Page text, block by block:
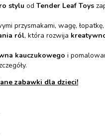
stylu od Tender Leaf Toys
przysmakami, wagę,
ról, która rozwija
kauczukowego i
zabawki dla dzieci!